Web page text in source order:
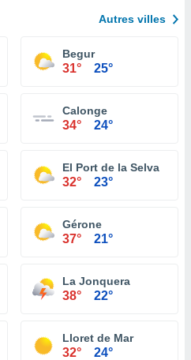
Autres villes
Begur
31° 25°
Calonge
34° 24°
El Port de la Selva
32° 23°
Gérone
37° 21°
La Jonquera
38° 22°
Lloret de Mar
32° 24°